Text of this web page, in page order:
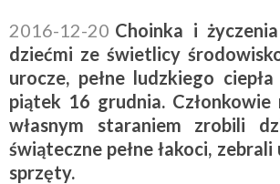
2016-12-20 Choinka i
dziećmi ze świetlicy
urocze, pełne ludzkiego
piątek 16 grudnia. Członkowie
własnym staraniem zrobili
świąteczne pełne łakoci,
sprzęty.